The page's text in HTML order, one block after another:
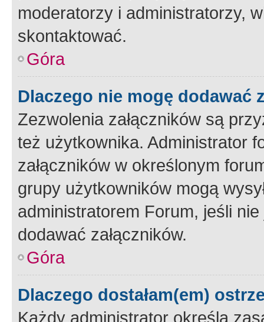
moderatorzy i administratorzy,
skontaktować.
Góra
Dlaczego nie mogę dodawać
Zezwolenia załączników są
też użytkownika. Administrator
załączników w określonym
grupy użytkowników mogą
administratorem Forum, jeśli
dodawać załączników.
Góra
Dlaczego dostałam(em)
Każdy administrator określa